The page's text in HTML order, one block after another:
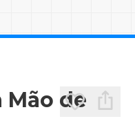
Mão de